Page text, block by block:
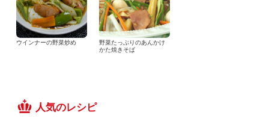
ウインナーの野菜炒め
野菜たっぷりのあんかけ
かた焼きそば
人気のレシピ